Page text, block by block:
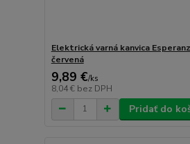
Elektrická varná kanvica
červená
9,89 €/ks
8,04 € bez DPH
Pridať do